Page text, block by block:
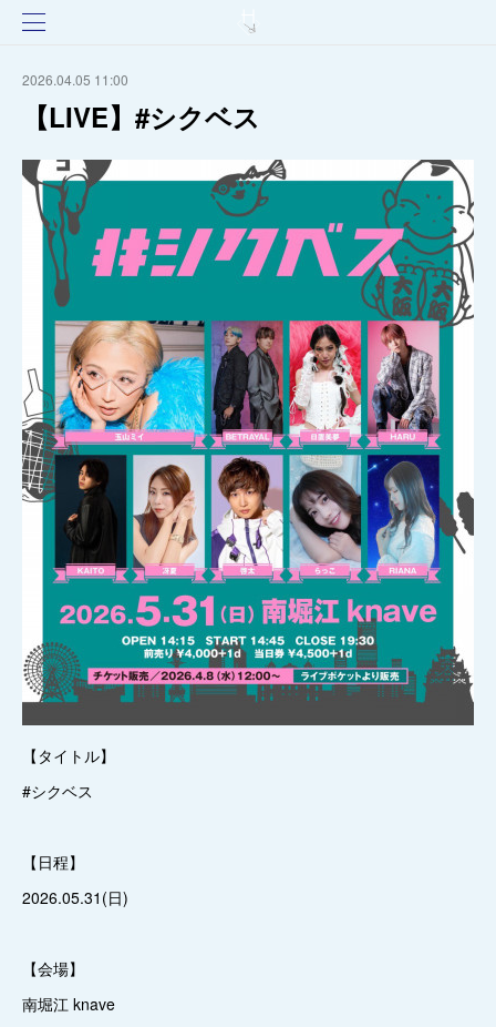
2026.04.05 11:00
【LIVE】#シクベス
【タイトル】
#シクベス
【日程】
2026.05.31(日)
【会場】
南堀江 knave